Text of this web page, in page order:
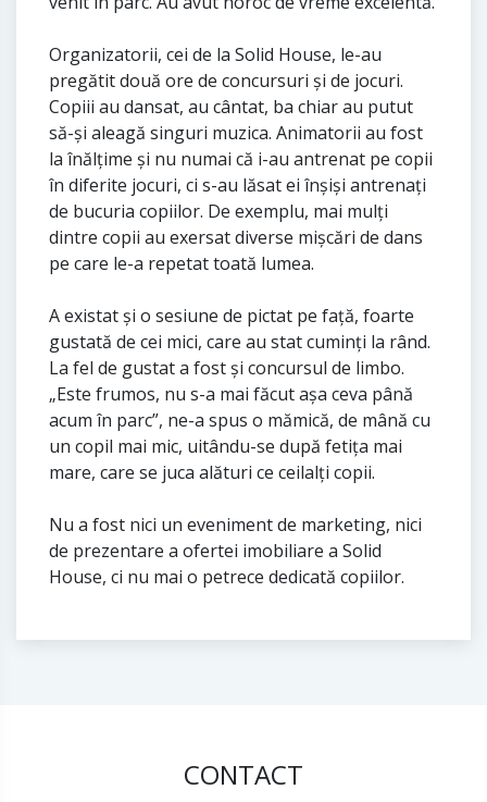
Organizatorii, cei de la Solid House, le-au
pregătit două ore de concursuri și de jocuri.
Copiii au dansat, au cântat, ba chiar au putut
să-și aleagă singuri muzica. Animatorii au fost
la înălțime și nu numai că i-au antrenat pe copii
în diferite jocuri, ci s-au lăsat ei înșiși antrenați
de bucuria copiilor. De exemplu, mai mulți
dintre copii au exersat diverse mișcări de dans
pe care le-a repetat toată lumea.
A existat și o sesiune de pictat pe față, foarte
gustată de cei mici, care au stat cuminți la rând.
La fel de gustat a fost și concursul de limbo.
„Este frumos, nu s-a mai făcut așa ceva până
acum în parc”, ne-a spus o mămică, de mână cu
un copil mai mic, uitându-se după fetița mai
mare, care se juca alături ce ceilalți copii.
Nu a fost nici un eveniment de marketing, nici
de prezentare a ofertei imobiliare a Solid
House, ci nu mai o petrece dedicată copiilor.
CONTACT